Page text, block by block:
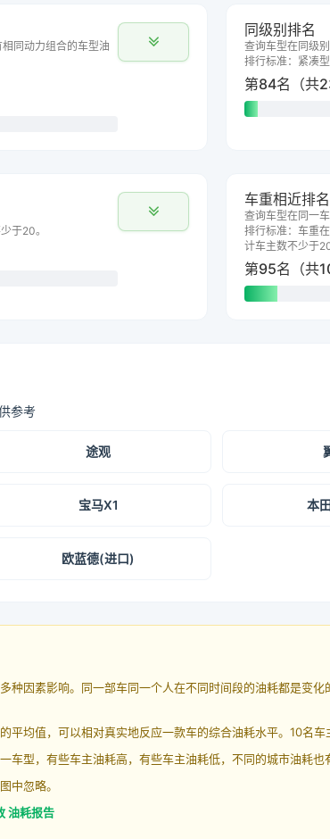
相同动力组合的车型油
同级别排名
查询车型在同级
排行标准：紧凑
第84名（共
于20。
车重相近排名
查询车型在同一
排行标准：车重
计车主数不少于20
第95名（共
参考
途观
宝马X1 本
欧蓝德(进口)
种因素影响。同一部车同一个人在不同时间段的油耗都是变
平均值，可以相对真实地反应一款车的综合油耗水平。10名
车型，有些车主油耗高，有些车主油耗低，不同的城市油耗也
中忽略。
油耗报告